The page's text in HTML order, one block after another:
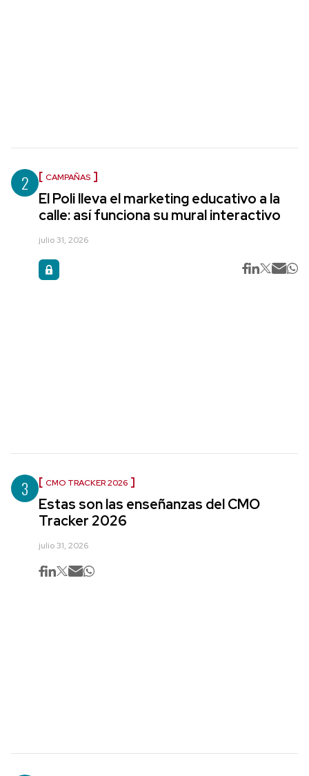
2 CAMPAÑAS
El Poli lleva el marketing educativo a la
calle: así funciona su mural interactivo
julio 31, 2026
3 CMO TRACKER 2026
Estas son las enseñanzas del CMO
Tracker 2026
julio 31, 2026